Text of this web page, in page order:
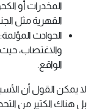
المخدرات أو
القهرية مثل
الحوادث
والاغتصاب،
الواقع.
لا يمكن القول أن
بل هناك الكثير من